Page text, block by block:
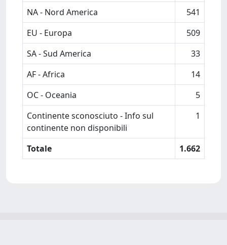
NA - Nord America
541
EU - Europa
509
SA - Sud America
33
AF - Africa
14
OC - Oceania
5
Continente sconosciuto - Info sul
continente non disponibili
1
Totale 1.662